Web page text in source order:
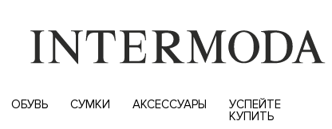
ОБУВЬ СУМКИ АКСЕССУАРЫ
УСПЕЙТЕ
КУПИТЬ